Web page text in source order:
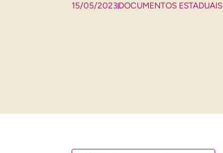
15/05/2023 DOCUMENTOS ESTADUAIS